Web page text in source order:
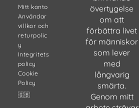
Mitt konto
Användar
villkor och
returpolic
y
Integritets
policy
Cookie
Policy
🇬🇧
övertygelse
om att
förbättra livet
för människor
som lever
med
långvarig
smärta.
Genom mitt